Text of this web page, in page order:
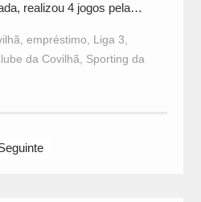
realizou 4 jogos pela…
empréstimo Liga 3
da Covilhã
Sporting da